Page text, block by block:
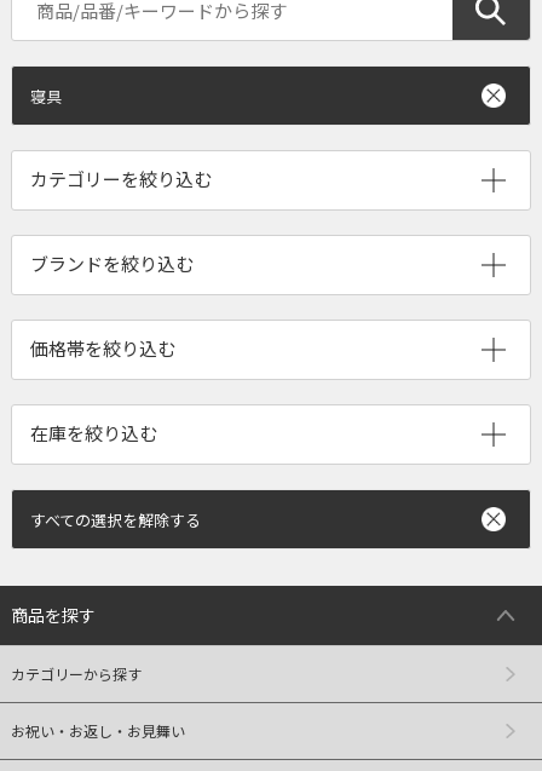
寝具
ブランドを絞り込む
すべての選択を解除する
商品を探す
カテゴリーから探す
お祝い・お返し・お見舞い